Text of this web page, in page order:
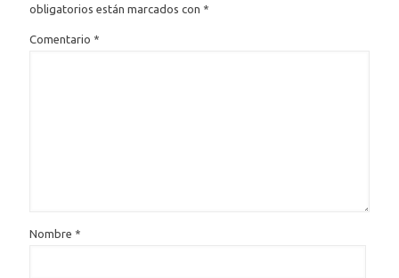
obligatorios están marcados con *
Comentario *
Nombre *